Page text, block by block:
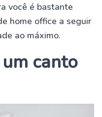
você é bastante
home office a seguir
ao máximo.
canto